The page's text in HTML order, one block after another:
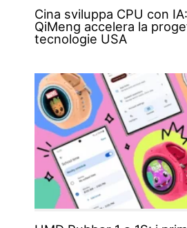
Cina sviluppa CPU con
QiMeng accelera la
tecnologie USA